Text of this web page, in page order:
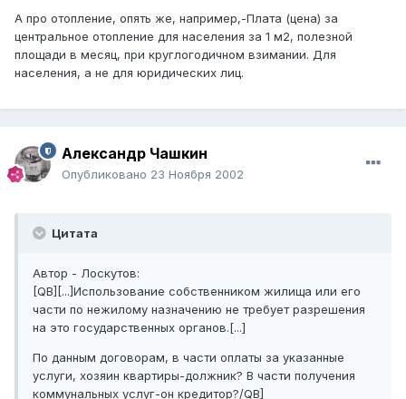
А про отопление, опять же, например,-Плата (цена) за
центральное отопление для населения за 1 м2, полезной
площади в месяц, при круглогодичном взимании. Для
населения, а не для юридических лиц.
Александр Чашкин
Опубликовано 23 Ноября 2002
Цитата
Автор - Лоскутов:
[QB][...]Использование собственником жилища или его
части по нежилому назначению не требует разрешения
на это государственных органов.[...]
По данным договорам, в части оплаты за указанные
услуги, хозяин квартиры-должник? В части получения
коммунальных услуг-он кредитор?/QB]